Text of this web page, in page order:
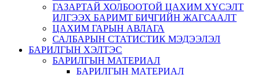
ГАЗАРТАЙ ХОЛБООТОЙ ЦАХИМ ХҮСЭЛТ
ИЛГЭЭХ БАРИМТ БИЧГИЙН ЖАГСААЛТ
ЦАХИМ ГАРЫН АВЛАГА
САЛБАРЫН СТАТИСТИК МЭДЭЭЛЭЛ
БАРИЛГЫН ХЭЛТЭС
БАРИЛГЫН МАТЕРИАЛ
БАРИЛГЫН МАТЕРИАЛ